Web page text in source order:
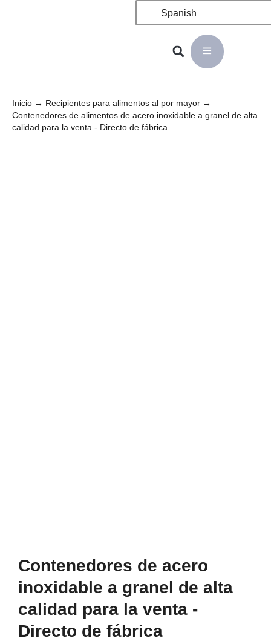
Spanish
Inicio → Recipientes para alimentos al por mayor →
Contenedores de alimentos de acero inoxidable a granel de alta
calidad para la venta - Directo de fábrica.
Contenedores de acero
inoxidable a granel de alta
calidad para la venta -
Directo de fábrica